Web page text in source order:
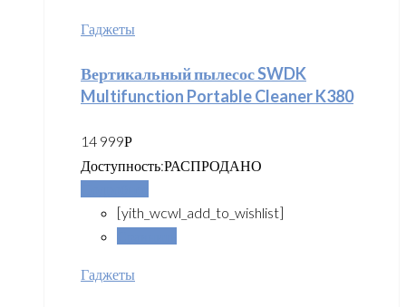
Гаджеты
Вертикальный пылесос SWDK
Multifunction Portable Cleaner K380
14 999Р
Доступность:РАСПРОДАНО
[yith_wcwl_add_to_wishlist]
Гаджеты